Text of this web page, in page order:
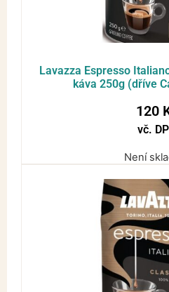
Lavazza Espresso
káva 250g (dříve
120
vč.
Není